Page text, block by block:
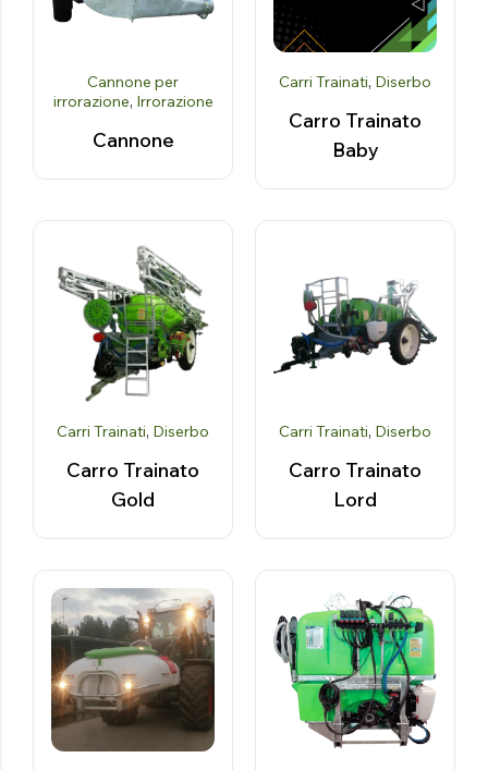
Cannone per
irrorazione, Irrorazione
Cannone
Carri Trainati, Diserbo
Carro Trainato
Baby
Carri Trainati, Diserbo
Carro Trainato
Gold
Carri Trainati, Diserbo
Carro Trainato
Lord